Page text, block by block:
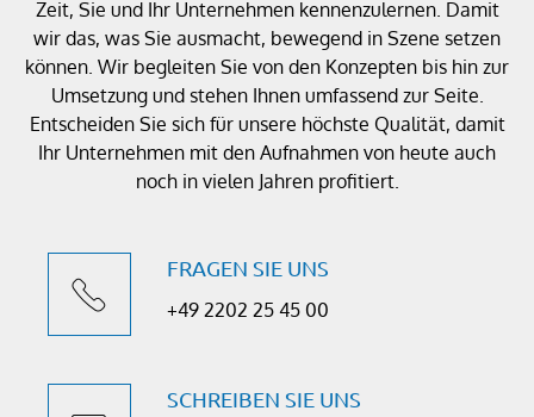
Zeit, Sie und Ihr Unternehmen kennenzulernen. Damit
wir das, was Sie ausmacht, bewegend in Szene setzen
können. Wir begleiten Sie von den Konzepten bis hin zur
Umsetzung und stehen Ihnen umfassend zur Seite.
Entscheiden Sie sich für unsere höchste Qualität, damit
Ihr Unternehmen mit den Aufnahmen von heute auch
noch in vielen Jahren profitiert.
FRAGEN SIE UNS
+49 2202 25 45 00
SCHREIBEN SIE UNS